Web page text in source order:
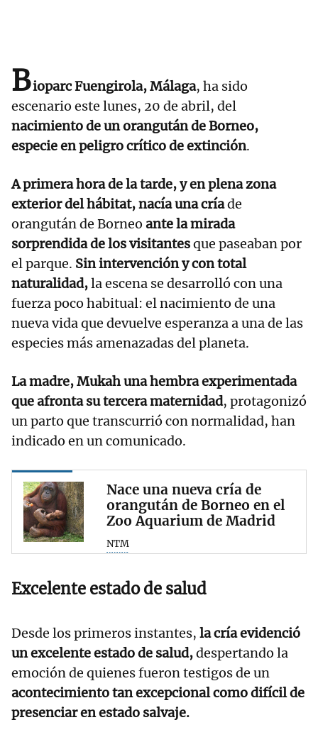
Bioparc Fuengirola, Málaga, ha sido
escenario este lunes, 20 de abril, del
nacimiento de un orangután de Borneo,
especie en peligro crítico de extinción.
A primera hora de la tarde, y en plena zona
exterior del hábitat, nacía una críade
orangután de Borneo ante la mirada
sorprendida de los visitantesque paseaban por
el parque. Sin intervención y con total
naturalidad,la escena se desarrolló con una
fuerza poco habitual: el nacimiento de una
nueva vida que devuelve esperanza a una de las
especies más amenazadas del planeta.
La madre, Mukah una hembra experimentada
que afronta su tercera maternidad, protagonizó
un parto que transcurrió con normalidad, han
indicado en un comunicado.
Nace una nueva cría de
orangután de Borneo en el
Zoo Aquarium de Madrid
NTM
Excelente estado de salud
Desde los primeros instantes, la cría evidenció
un excelente estado de salud,despertando la
emoción de quienes fueron testigos de un
acontecimiento tan excepcional como difícil de
presenciar en estado salvaje.